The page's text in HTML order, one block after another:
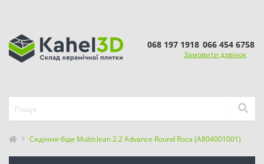
068 197 1918 066 454 6758
Замовити дзвінок
Сидіння-біде Multiclean 2.2 Advance Round Roca (A804001001)